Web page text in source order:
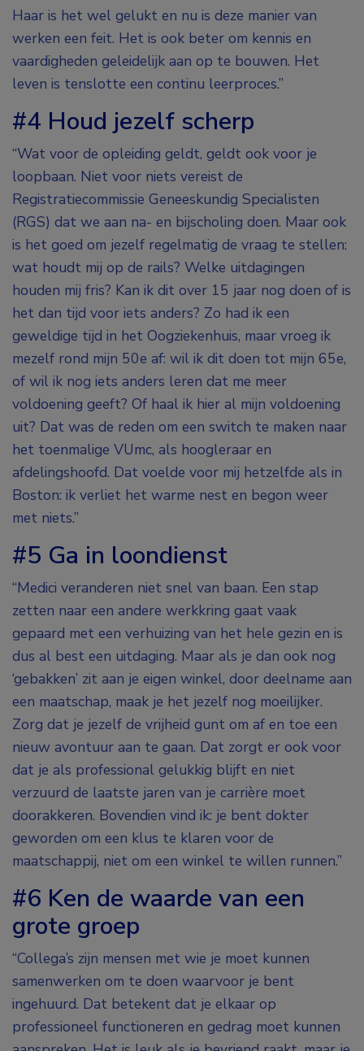
Haar is het wel gelukt en nu is deze manier van
werken een feit. Het is ook beter om kennis en
vaardigheden geleidelijk aan op te bouwen. Het
leven is tenslotte een continu leerproces.”
#4 Houd jezelf scherp
“Wat voor de opleiding geldt, geldt ook voor je
loopbaan. Niet voor niets vereist de
Registratiecommissie Geneeskundig Specialisten
(RGS) dat we aan na- en bijscholing doen. Maar ook
is het goed om jezelf regelmatig de vraag te stellen:
wat houdt mij op de rails? Welke uitdagingen
houden mij fris? Kan ik dit over 15 jaar nog doen of is
het dan tijd voor iets anders? Zo had ik een
geweldige tijd in het Oogziekenhuis, maar vroeg ik
mezelf rond mijn 50e af: wil ik dit doen tot mijn 65e,
of wil ik nog iets anders leren dat me meer
voldoening geeft? Of haal ik hier al mijn voldoening
uit? Dat was de reden om een switch te maken naar
het toenmalige VUmc, als hoogleraar en
afdelingshoofd. Dat voelde voor mij hetzelfde als in
Boston: ik verliet het warme nest en begon weer
met niets.”
#5 Ga in loondienst
“Medici veranderen niet snel van baan. Een stap
zetten naar een andere werkkring gaat vaak
gepaard met een verhuizing van het hele gezin en is
dus al best een uitdaging. Maar als je dan ook nog
‘gebakken’ zit aan je eigen winkel, door deelname aan
een maatschap, maak je het jezelf nog moeilijker.
Zorg dat je jezelf de vrijheid gunt om af en toe een
nieuw avontuur aan te gaan. Dat zorgt er ook voor
dat je als professional gelukkig blijft en niet
verzuurd de laatste jaren van je carrière moet
doorakkeren. Bovendien vind ik: je bent dokter
geworden om een klus te klaren voor de
maatschappij, niet om een winkel te willen runnen.”
#6 Ken de waarde van een
grote groep
“Collega’s zijn mensen met wie je moet kunnen
samenwerken om te doen waarvoor je bent
ingehuurd. Dat betekent dat je elkaar op
professioneel functioneren en gedrag moet kunnen